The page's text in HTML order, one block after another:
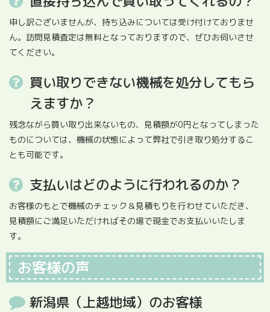
申し訳ございませんが、持ち込みについては受け付けておりませ
ん。訪問見積査定は無料となっておりますので、ぜひお伺いさせ
てください。
買い取りできない機械を処分してもら
えますか？
残念ながら買い取り出来ないもの、見積額が0円となってしまった
ものについては、機械の状態によって弊社で引き取り処分するこ
とも可能です。
支払いはどのように行われるのか？
お客様のもとで機械のチェック＆見積もりを行わせていただき、
見積額にご満足いただければその場で現金でお支払いいたしま
す。
お客様の声
新潟県（上越地域）のお客様